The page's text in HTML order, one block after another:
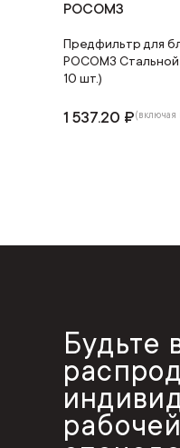
РОСОМЗ
Предфильтр для
РОСОМЗ Стальной
10 шт.)
1 537.20 ₽(включая
Будьте